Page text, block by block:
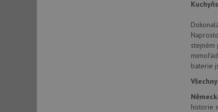
stejném
baterie
historie